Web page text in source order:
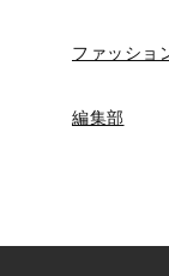
ファッショ
編集部